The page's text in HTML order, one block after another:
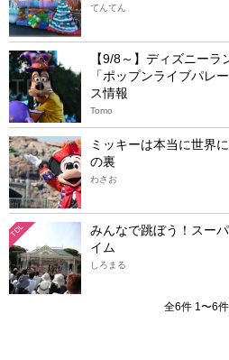
てんてん
【9/8～】ディズニー
「ポップンライブパレ
ス情報
Tomo
ミッキーは本当に世界
の裏
わさお
TDL
みんなで跳ぼう！スー
イム
しろまる
全6件 1〜6件